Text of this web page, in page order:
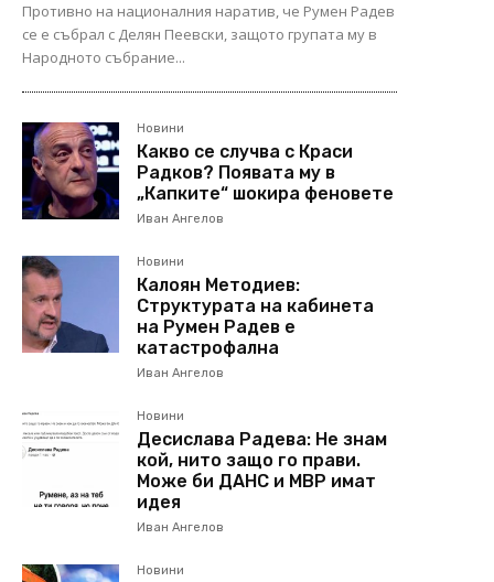
Противно на националния наратив, че Румен Радев
се е събрал с Делян Пеевски, защото групата му в
Народното събрание...
Новини
Какво се случва с Краси
Радков? Появата му в
„Капките“ шокира феновете
Иван Ангелов
Новини
Калоян Методиев:
Структурата на кабинета
на Румен Радев е
катастрофална
Иван Ангелов
Новини
Десислава Радева: Не знам
кой, нито защо го прави.
Може би ДАНС и МВР имат
идея
Иван Ангелов
Новини